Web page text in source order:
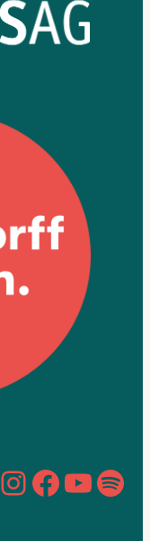
https://